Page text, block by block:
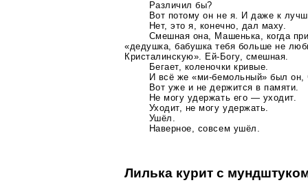
Различил бы?
Вот потому он не я. И даже к
Нет, это я, конечно, дал маху.
Смешная она, Машенька, когда
«дедушка, бабушка тебя больше не
Кристалинскую».
Ей-Богу, смешная.
Бегает, коленочки кривые.
И всё же«ми-бемольный» был он,
Вот уже и не держится в памяти.
Не могу удержать его — уходит.
Уходит, не могу удержать.
Ушёл.
Наверное, совсем ушёл.
Лилька курит с